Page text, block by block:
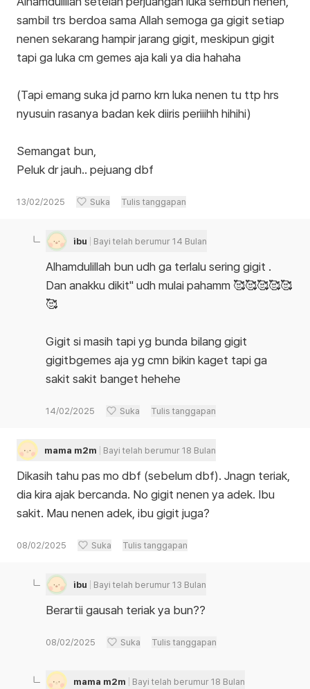
sambil trs berdoa sama Allah semoga ga gigit setiap
nenen sekarang hampir jarang gigit, meskipun gigit
tapi ga luka cm gemes aja kali ya dia hahaha
(Tapi emang suka jd parno krn luka nenen tu ttp hrs
nyusuin rasanya badan kek diiris periiihh hihihi)
Semangat bun,
Peluk dr jauh.. pejuang dbf
13/02/2025 Suka Tulis tanggapan
ibu Bayi telah berumur 14 Bulan
Alhamdulillah bun udh ga terlalu sering gigit .
Dan anakku dikit" udh mulai pahamm 🥰🥰🥰🥰🥰
🥰
Gigit si masih tapi yg bunda bilang gigit
gigitbgemes aja yg cmn bikin kaget tapi ga
sakit sakit banget hehehe
14/02/2025 Suka Tulis tanggapan
mama m2m Bayi telah berumur 18 Bulan
Dikasih tahu pas mo dbf (sebelum dbf). Jnagn teriak,
dia kira ajak bercanda. No gigit nenen ya adek. Ibu
sakit. Mau nenen adek, ibu gigit juga?
08/02/2025 Suka Tulis tanggapan
ibu Bayi telah berumur 13 Bulan
Berartii gausah teriak ya bun??
08/02/2025 Suka Tulis tanggapan
mama m2m Bayi telah berumur 18 Bulan